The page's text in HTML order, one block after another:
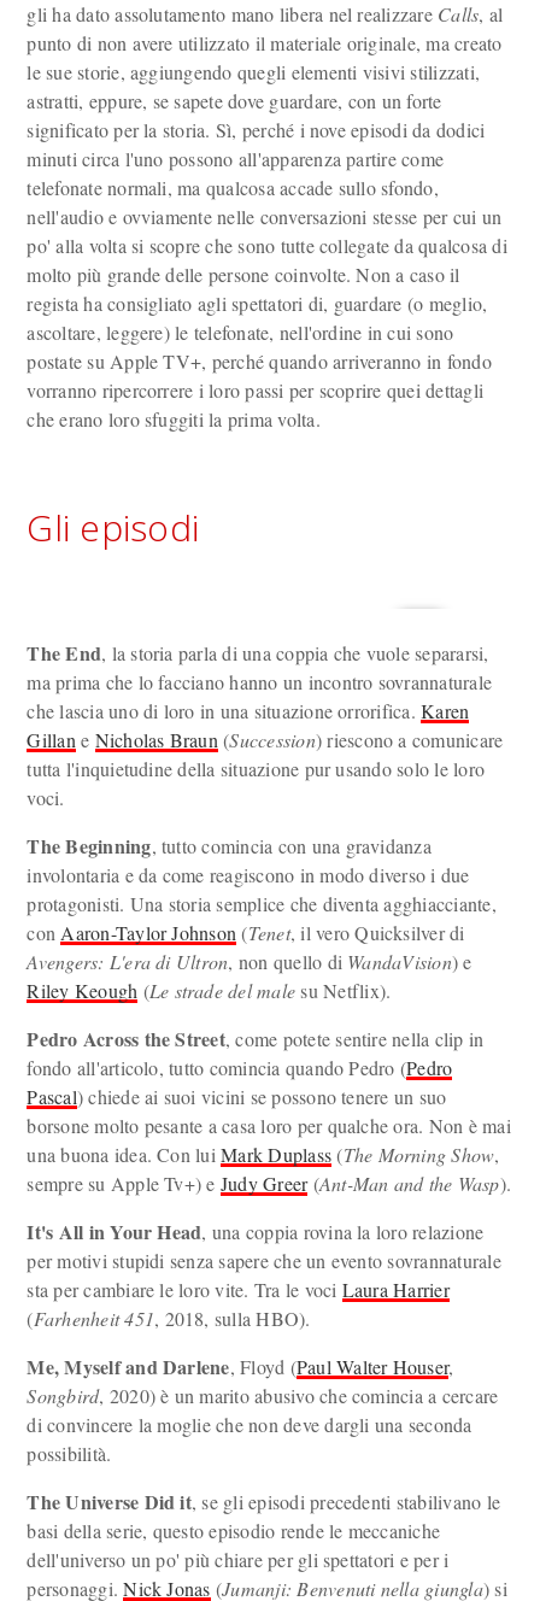
gli ha dato assolutamento mano libera nel realizzareCalls, al
punto di non avere utilizzato il materiale originale, ma creato
le sue storie, aggiungendo quegli elementi visivi stilizzati,
astratti, eppure, se sapete dove guardare, con un forte
significato per la storia. Sì, perché i nove episodi da dodici
minuti circa l'uno possono all'apparenza partire come
telefonate normali, ma qualcosa accade sullo sfondo,
nell'audio e ovviamente nelle conversazioni stesse per cui un
po' alla volta si scopre che sono tutte collegate da qualcosa di
molto più grande delle persone coinvolte. Non a caso il
regista ha consigliato agli spettatori di, guardare (o meglio,
ascoltare, leggere) le telefonate, nell'ordine in cui sono
postate su Apple TV+, perché quando arriveranno in fondo
vorranno ripercorrere i loro passi per scoprire quei dettagli
che erano loro sfuggiti la prima volta.
Gli episodi
The End, la storia parla di una coppia che vuole separarsi,
ma prima che lo facciano hanno un incontro sovrannaturale
che lascia uno di loro in una situazione orrorifica.Karen
Gillan e Nicholas Braun (Succession) riescono a comunicare
tutta l'inquietudine della situazione pur usando solo le loro
voci.
The Beginning, tutto comincia con una gravidanza
involontaria e da come reagiscono in modo diverso i due
protagonisti. Una storia semplice che diventa agghiacciante,
con Aaron-Taylor Johnson (Tenet, il vero Quicksilver di
Avengers: L'era di Ultron, non quello di WandaVision) e
Riley Keough (Le strade del malesu Netflix).
Pedro Across the Street, come potete sentire nella clip in
fondo all'articolo, tutto comincia quando Pedro (Pedro
Pascal) chiede ai suoi vicini se possono tenere un suo
borsone molto pesante a casa loro per qualche ora. Non è mai
una buona idea. Con luiMark Duplass(The Morning Show,
sempre su Apple Tv+) e Judy Greer(Ant-Man and the Wasp).
It's All in Your Head, una coppia rovina la loro relazione
per motivi stupidi senza sapere che un evento sovrannaturale
sta per cambiare le loro vite. Tra le voci Laura Harrier
(Farhenheit 451, 2018, sulla HBO).
Me, Myself and Darlene, Floyd (Paul Walter Houser,
Songbird, 2020) è un marito abusivo che comincia a cercare
di convincere la moglie che non deve dargli una seconda
possibilità.
The Universe Did it, se gli episodi precedenti stabilivano le
basi della serie, questo episodio rende le meccaniche
dell'universo un po' più chiare per gli spettatori e per i
personaggi.Nick Jonas (Jumanji: Benvenuti nella giungla) si